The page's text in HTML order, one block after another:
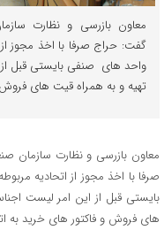
معاون بازرسی و نظارت
گفت: حراج صرفا با اخذ مجوز
واحد های صنفی بایستی قبل
تهیه و به همراه قیت های فروش
معاون بازرسی و نظارت سازمان
صرفا با اخذ مجوز از اتحادیه
بایستی قبل از این امر لیست
های فروش و فاکتور های خرید به